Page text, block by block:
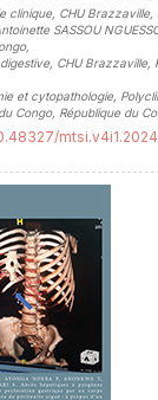
clinique, CHU
SASSOU
,
CHU Brazzaville,
et cytopathologie,
Congo, République du